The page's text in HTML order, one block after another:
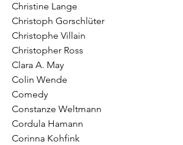
Christine Lange
Christoph Gorschlüter
Christophe Villain
Christopher Ross
Clara A. May
Colin Wende
Comedy
Constanze Weltmann
Cordula Hamann
Corinna Kohfink